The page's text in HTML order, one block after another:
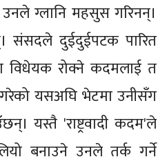
ग्लानि महसुस गरिनन्।
संसदले दुईदुईपटक पारित
विधेयक रोक्ने कदमलाई त
गरेको यसअघि भेटमा उनीसँग
यस्तै 'राष्ट्रवादी कदम'ले
बनाउने उनले तर्क गर्ने